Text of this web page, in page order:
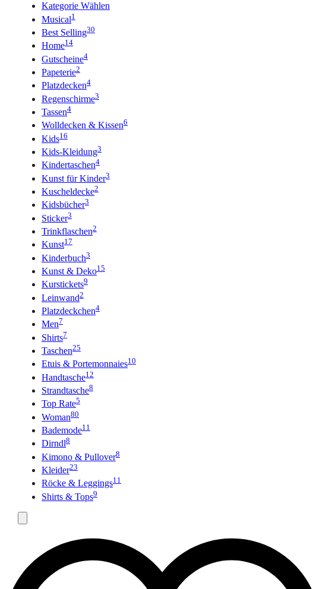
Kategorie Wählen
Musical1
Best Selling30
Home14
Gutscheine4
Papeterie2
Platzdecken4
Regenschirme3
Tassen4
Wolldecken & Kissen6
Kids16
Kids-Kleidung3
Kindertaschen4
Kunst für Kinder3
Kuscheldecke2
Kidsbücher3
Sticker3
Trinkflaschen2
Kunst17
Kinderbuch3
Kunst & Deko15
Kurstickets9
Leinwand2
Platzdeckchen4
Men7
Shirts7
Taschen25
Etuis & Portemonnaies10
Handtasche12
Strandtasche8
Top Rate5
Woman80
Bademode11
Dirndl8
Kimono & Pullover8
Kleider23
Röcke & Leggings11
Shirts & Tops9